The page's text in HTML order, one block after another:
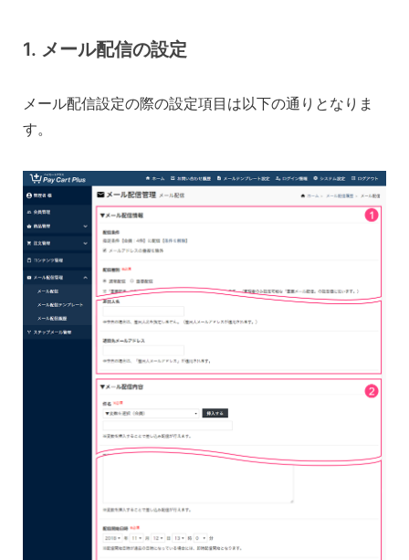
1. メール配信の設定
メール配信設定の際の設定項目は以下の通りとなりま
す。